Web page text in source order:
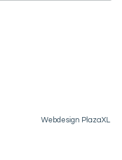
Webdesign PlazaXL